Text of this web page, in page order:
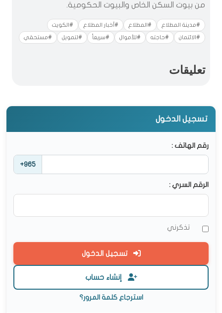
من بيوت السكن الخاص والبيوت الحكومية.
#مدينة المطلاع #المطلاع #أخبار المطلاع #الكويت
#الائتمان #حاجته #للأموال #سريعاً #لتمويل #مستحقي
تعليقات
تسجيل الدخول
رقم الهاتف :
+965
الرقم السري :
تذكرني
تسجيل الدخول
إنشاء حساب
استرجاع كلمة المرور؟